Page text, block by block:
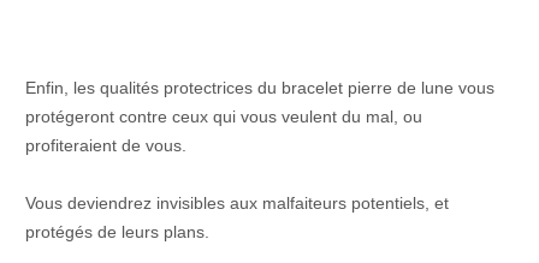
Enfin, les qualités protectrices du bracelet pierre de lune vous
protégeront contre ceux qui vous veulent du mal, ou
profiteraient de vous.
Vous deviendrez invisibles aux malfaiteurs potentiels, et
protégés de leurs plans.